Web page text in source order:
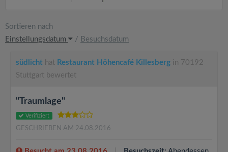
Sortieren nach
Einstellungsdatum
/ Besuchsdatum
südlicht hat Restaurant Höhencafé Killesberg in 70192
Stuttgart bewertet
"Traumlage"
Verifiziert
GESCHRIEBEN AM 24.08.2016